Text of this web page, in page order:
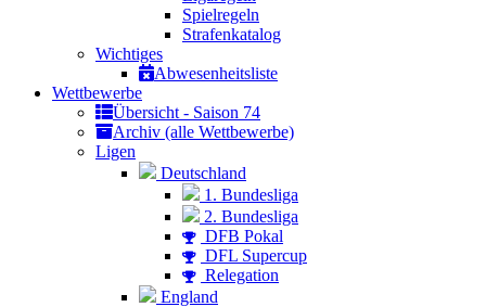
Spielregeln
Strafenkatalog
Wichtiges
Abwesenheitsliste
Wettbewerbe
Übersicht - Saison 74
Archiv (alle Wettbewerbe)
Ligen
Deutschland
1. Bundesliga
2. Bundesliga
DFB Pokal
DFL Supercup
Relegation
England